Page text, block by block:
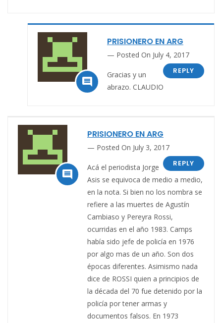

PRISIONERO EN ARG
Posted On July 4, 2017
REPLY
Gracias y un
abrazo. CLAUDIO

PRISIONERO EN ARG
Posted On July 3, 2017
REPLY
Acá el periodista Jorge
Asis se equivoca de medio a medio,
en la nota. Si bien no los nombra se
refiere a las muertes de Agustín
Cambiaso y Pereyra Rossi,
ocurridas en el año 1983. Camps
había sido jefe de policía en 1976
por algo mas de un año. Son dos
épocas diferentes. Asimismo nada
dice de ROSSI quien a principios de
la década del 70 fue detenido por la
policía por tener armas y
documentos falsos. En 1973